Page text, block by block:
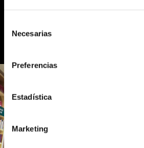
Necesarias
Preferencias
Estadística
Marketing
Más proyectos